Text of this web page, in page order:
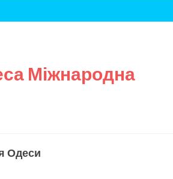
Міжнародна
Одеси